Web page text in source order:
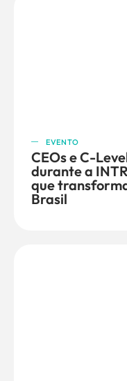
EVENTO
CEOs e C-
durante a
que
Brasil